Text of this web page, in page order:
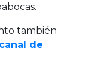
también
canal de